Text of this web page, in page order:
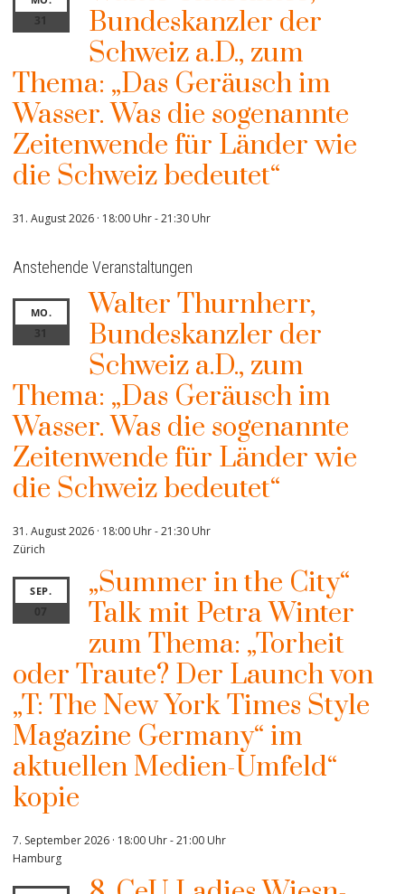
31
Bundeskanzler der
Schweiz a.D., zum
Thema: „Das Geräusch im
Wasser. Was die sogenannte
Zeitenwende für Länder wie
die Schweiz bedeutet“
31. August 2026 · 18:00 Uhr-21:30 Uhr
Anstehende Veranstaltungen
MO.
31
Walter Thurnherr,
Bundeskanzler der
Schweiz a.D., zum
Thema: „Das Geräusch im
Wasser. Was die sogenannte
Zeitenwende für Länder wie
die Schweiz bedeutet“
31. August 2026 · 18:00 Uhr-21:30 Uhr
Zürich
SEP.
07
„Summer in the City“
Talk mit Petra Winter
zum Thema: „Torheit
oder Traute? Der Launch von
„T: The New York Times Style
Magazine Germany“ im
aktuellen Medien-Umfeld“
kopie
7. September 2026 · 18:00 Uhr-21:00 Uhr
Hamburg